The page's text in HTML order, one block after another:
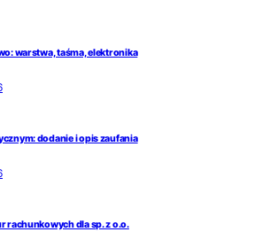
warstwa, taśma, elektronika
dodanie i opis zaufania
rachunkowych dla sp. z o.o.